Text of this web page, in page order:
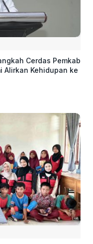
Cerdas Pemkab
Alirkan Kehidupan ke